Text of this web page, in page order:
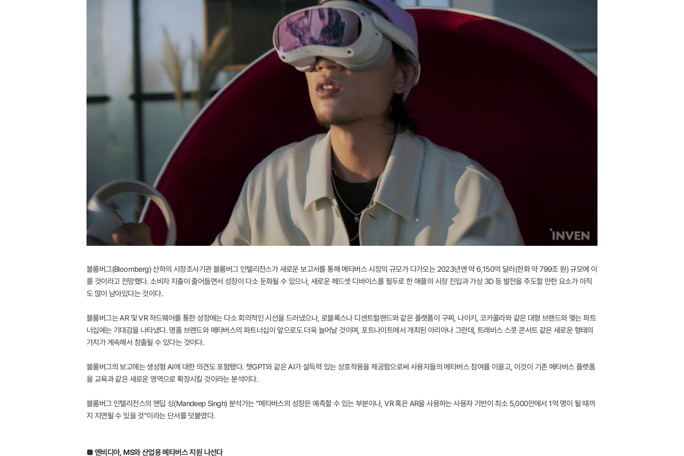
블룸버그(Bloomberg) 산하의 시장조사기관 블룸버그 인텔리전스가 새로운 보고서를 통해 메타버스 시장의 규모가 다가오는 2023년엔 약 6,150억 달러(한화 약 799조 원) 규모에 이
를 것이라고 전망했다. 소비자 지출이 줄어들면서 성장이 다소 둔화될 수 있으나, 새로운 헤드셋 디바이스를 필두로 한 애플의 시장 진입과 가상 3D 등 발전을 주도할 만한 요소가 아직
도 많이 남아있다는 것이다.
블룸버그는 AR 및 VR 하드웨어를 통한 성장에는 다소 회의적인 시선을 드러냈으나, 로블록스나 디센트럴랜드와 같은 플랫폼이 구찌, 나이키, 코카콜라와 같은 대형 브랜드와 맺는 파트
너십에는 기대감을 나타냈다. 명품 브랜드와 메타버스의 파트너십이 앞으로도 더욱 늘어날 것이며, 포트나이트에서 개최된 아리아나 그란데, 트래비스 스콧 콘서트 같은 새로운 형태의
가치가 계속해서 창출될 수 있다는 것이다.
블룸버그의 보고에는 생성형 AI에 대한 의견도 포함됐다. 챗GPT와 같은 AI가 설득력 있는 상호작용을 제공함으로써 사용자들의 메타버스 참여를 이끌고, 이것이 기존 메타버스 플랫폼
을 교육과 같은 새로운 영역으로 확장시킬 것이라는 분석이다.
블룸버그 인텔리전스의 맨딥 싱(Mandeep Singh) 분석가는 "메타버스의 성장은 예측할 수 있는 부분이나, VR 혹은 AR을 사용하는 사용자 기반이 최소 5,000만에서 1억 명이 될 때까
지 지연될 수 있을 것"이라는 단서를 덧붙였다.
■ 엔비디아, MS와 산업용 메타버스 지원 나선다